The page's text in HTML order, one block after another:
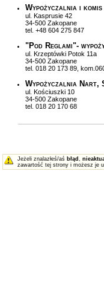
Wypożyczalnia i
ul. Kasprusie 42
34-500 Zakopane
tel. +48 604 275 847
"Pod Reglami"-
ul. Krzeptówki Potok 11a
34-500 Zakopane
tel. 018 20 173 89,
Wypożyczalnia Nart,
ul. Kościuszki 10
34-500 Zakopane
tel. 018 20 170 68
Jeżeli znalazłeś/aś błąd ,
zawartość tej strony i możesz je